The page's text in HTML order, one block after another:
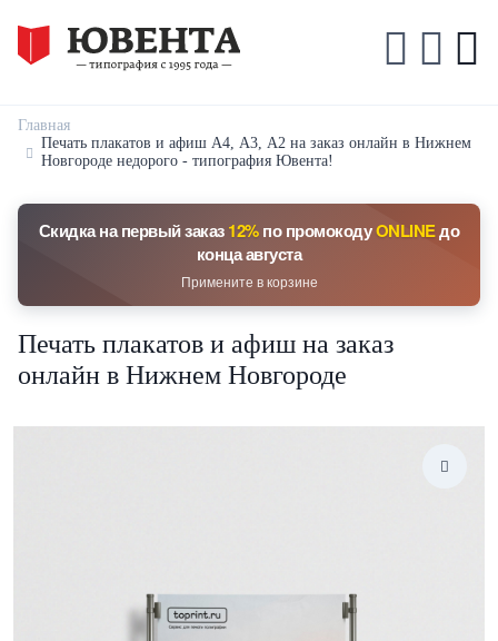
Главная
Печать плакатов и афиш А4, А3, А2 на заказ онлайн в Нижнем
Новгороде недорого - типография Ювента!
Скидка на первый заказ12%по промокодуONLINEдо
конца августа
Примените в корзине
Печать плакатов и афиш на заказ
онлайн в Нижнем Новгороде